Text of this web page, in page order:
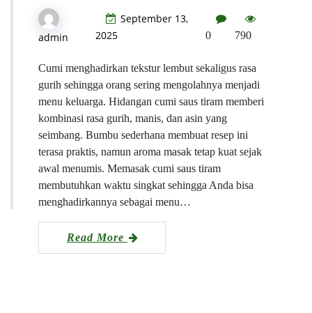
admin
September 13,
2025
0 790
Cumi menghadirkan tekstur lembut sekaligus rasa
gurih sehingga orang sering mengolahnya menjadi
menu keluarga. Hidangan cumi saus tiram memberi
kombinasi rasa gurih, manis, dan asin yang
seimbang. Bumbu sederhana membuat resep ini
terasa praktis, namun aroma masak tetap kuat sejak
awal menumis. Memasak cumi saus tiram
membutuhkan waktu singkat sehingga Anda bisa
menghadirkannya sebagai menu…
Read More